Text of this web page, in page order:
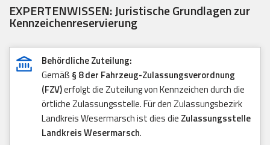
EXPERTENWISSEN: Juristische Grundlagen zur
Kennzeichenreservierung
Behördliche Zuteilung:
Gemäß § 8 der Fahrzeug-Zulassungsverordnung
(FZV)erfolgt die Zuteilung von Kennzeichen durch die
örtliche Zulassungsstelle. Für den Zulassungsbezirk
Landkreis Wesermarsch ist dies die Zulassungsstelle
Landkreis Wesermarsch.